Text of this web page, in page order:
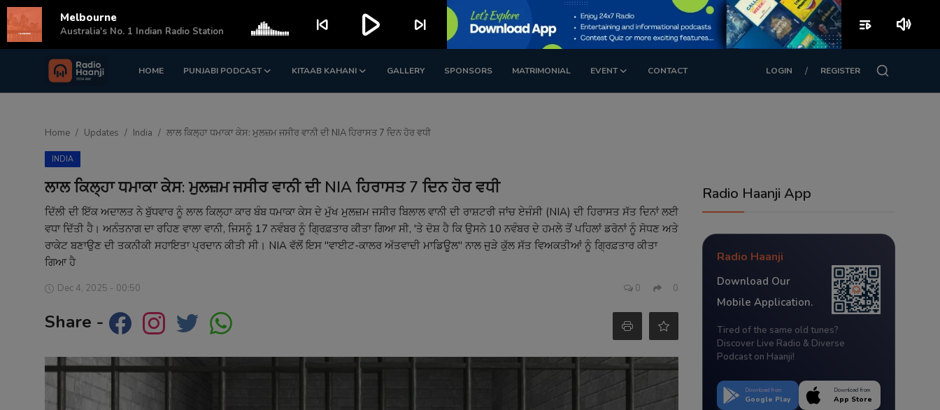
HOME PUNJABI PODCAST KITAAB KAHANI GALLERY SPONSORS MATRIMONIAL EVENT CONTACT LOGIN / REGISTER
Login Register
Punjabi Podcast
Kitaab Kahani
Sponsors
Matrimonial
Contact
Home Updates India ਲਾਲ ਕਿਲ੍ਹਾ ਧਮਾਕਾ ਕੇਸ: ਮੁਲਜ਼ਮ ਜਸੀਰ ਵਾਨੀ ਦੀ NIA ਹਿਰਾਸਤ 7 ਦਿਨ ਹੋਰ ਵਧੀ
INDIA
ਲਾਲ ਕਿਲ੍ਹਾ ਧਮਾਕਾ ਕੇਸ: ਮੁਲਜ਼ਮ ਜਸੀਰ ਵਾਨੀ ਦੀ NIA ਹਿਰਾਸਤ 7 ਦਿਨ ਹੋਰ ਵਧੀ
ਦਿੱਲੀ ਦੀ ਇੱਕ ਅਦਾਲਤ ਨੇ ਬੁੱਧਵਾਰ ਨੂੰ ਲਾਲ ਕਿਲ੍ਹਾ ਕਾਰ ਬੰਬ ਧਮਾਕਾ ਕੇਸ ਦੇ ਮੁੱਖ ਮੁਲਜ਼ਮ ਜਸੀਰ ਬਿਲਾਲ ਵਾਨੀ ਦੀ ਰਾਸ਼ਟਰੀ ਜਾਂਚ ਏਜੰਸੀ (NIA) ਦੀ ਹਿਰਾਸਤ ਸੱਤ ਦਿਨਾਂ ਲਈ
ਵਧਾ ਦਿੱਤੀ ਹੈ। ਅਨੰਤਨਾਗ ਦਾ ਰਹਿਣ ਵਾਲਾ ਵਾਨੀ, ਜਿਸਨੂੰ 17 ਨਵੰਬਰ ਨੂੰ ਗ੍ਰਿਫ਼ਤਾਰ ਕੀਤਾ ਗਿਆ ਸੀ, 'ਤੇ ਦੋਸ਼ ਹੈ ਕਿ ਉਸਨੇ 10 ਨਵੰਬਰ ਦੇ ਹਮਲੇ ਤੋਂ ਪਹਿਲਾਂ ਡਰੋਨਾਂ ਨੂੰ ਸੋਧਣ ਅਤੇ
ਰਾਕੇਟ ਬਣਾਉਣ ਦੀ ਤਕਨੀਕੀ ਸਹਾਇਤਾ ਪ੍ਰਦਾਨ ਕੀਤੀ ਸੀ। NIA ਵੱਲੋਂ ਇਸ "ਵਾਈਟ-ਕਾਲਰ ਅੱਤਵਾਦੀ ਮਾਡਿਊਲ" ਨਾਲ ਜੁੜੇ ਕੁੱਲ ਸੱਤ ਵਿਅਕਤੀਆਂ ਨੂੰ ਗ੍ਰਿਫ਼ਤਾਰ ਕੀਤਾ
ਗਿਆ ਹੈ
Dec 4, 2025 - 00:50 0 0
Share -
Radio Haanji App
Radio Haanji
Download Our
Mobile Application.
Tired of the same old tunes?
Discover Live Radio & Diverse
Podcast on Haanji!
Download from
Google Play
Download from
App Store
Melbourne
Australia's No. 1 Indian Radio Station skip_previous play_arrow skip_next playlist_play volume_up